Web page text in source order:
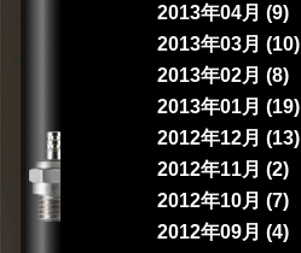
2013年04月 (9)
2013年03月 (10)
2013年02月 (8)
2013年01月 (19)
2012年12月 (13)
2012年11月 (2)
2012年10月 (7)
2012年09月 (4)